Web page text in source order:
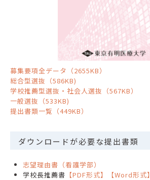
募集要項全データ（2655KB）
総合型選抜（586KB)
学校推薦型選抜・社会人選抜（567KB）
一般選抜（533KB)
提出書類一覧（449KB）
ダウンロードが必要な提出書類
志望理由書（看護学部）
学校長推薦書 【PDF形式】 【Word形式】